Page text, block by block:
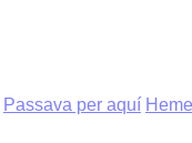
Passava per aquí